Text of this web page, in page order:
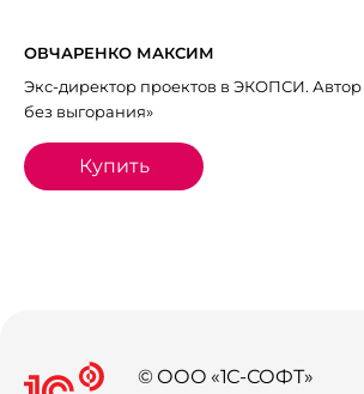
ОВЧАРЕНКО МАКСИМ
Экс-директор проектов в ЭКОПСИ. Автор
без выгорания»
Купить
© ООО «1С-СОФТ»